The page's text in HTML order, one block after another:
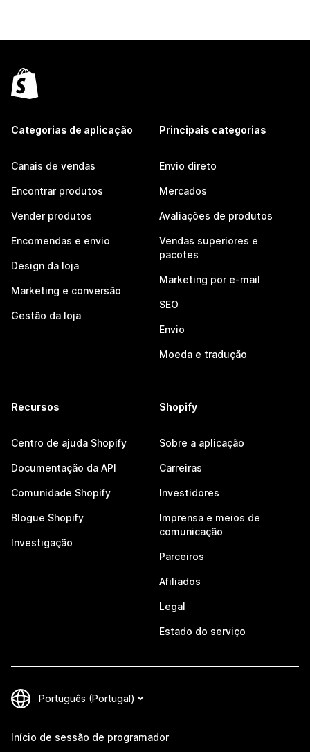
Categorias de aplicação
Canais de vendas
Encontrar produtos
Vender produtos
Encomendas e envio
Design da loja
Marketing e conversão
Gestão da loja
Principais categorias
Envio direto
Mercados
Avaliações de produtos
Vendas superiores e
pacotes
Marketing por e-mail
SEO
Envio
Moeda e tradução
Recursos
Centro de ajuda Shopify
Documentação da API
Comunidade Shopify
Blogue Shopify
Investigação
Shopify
Sobre a aplicação
Carreiras
Investidores
Imprensa e meios de
comunicação
Parceiros
Afiliados
Legal
Estado do serviço
Início de sessão de programador